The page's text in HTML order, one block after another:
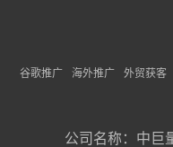
谷歌推广 海外推广 外贸获客
公司名称： 中巨